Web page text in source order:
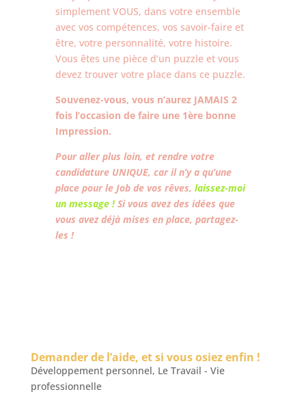
simplement VOUS, dans votre ensemble
avec vos compétences, vos savoir-faire et
être, votre personnalité, votre histoire.
Vous êtes une pièce d’un puzzle et vous
devez trouver votre place dans ce puzzle.
Souvenez-vous, vous n’aurez JAMAIS 2
fois l’occasion de faire une 1ère bonne
Impression.
Pour aller plus loin, et rendre votre
candidature UNIQUE, car il n’y a qu’une
place pour le Job de vos rêves, laissez-moi
un message !Si vous avez des idées que
vous avez déjà mises en place, partagez-
les !
Demander de l’aide, et si vous osiez enfin !
Développement personnel, Le Travail - Vie
professionnelle